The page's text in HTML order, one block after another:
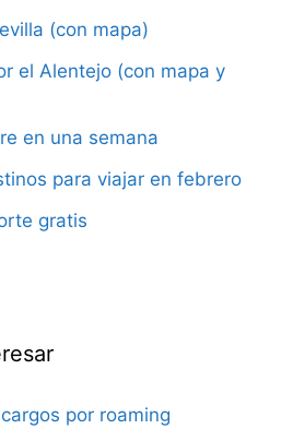
(con mapa)
el Alentejo (con mapa y
en una semana
para viajar en febrero
gratis
por roaming